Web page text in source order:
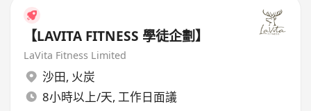
【LAVITA FITNESS 學徒企劃】
LaVita Fitness Limited
沙田, 火炭
8小時以上/天, 工作日面議